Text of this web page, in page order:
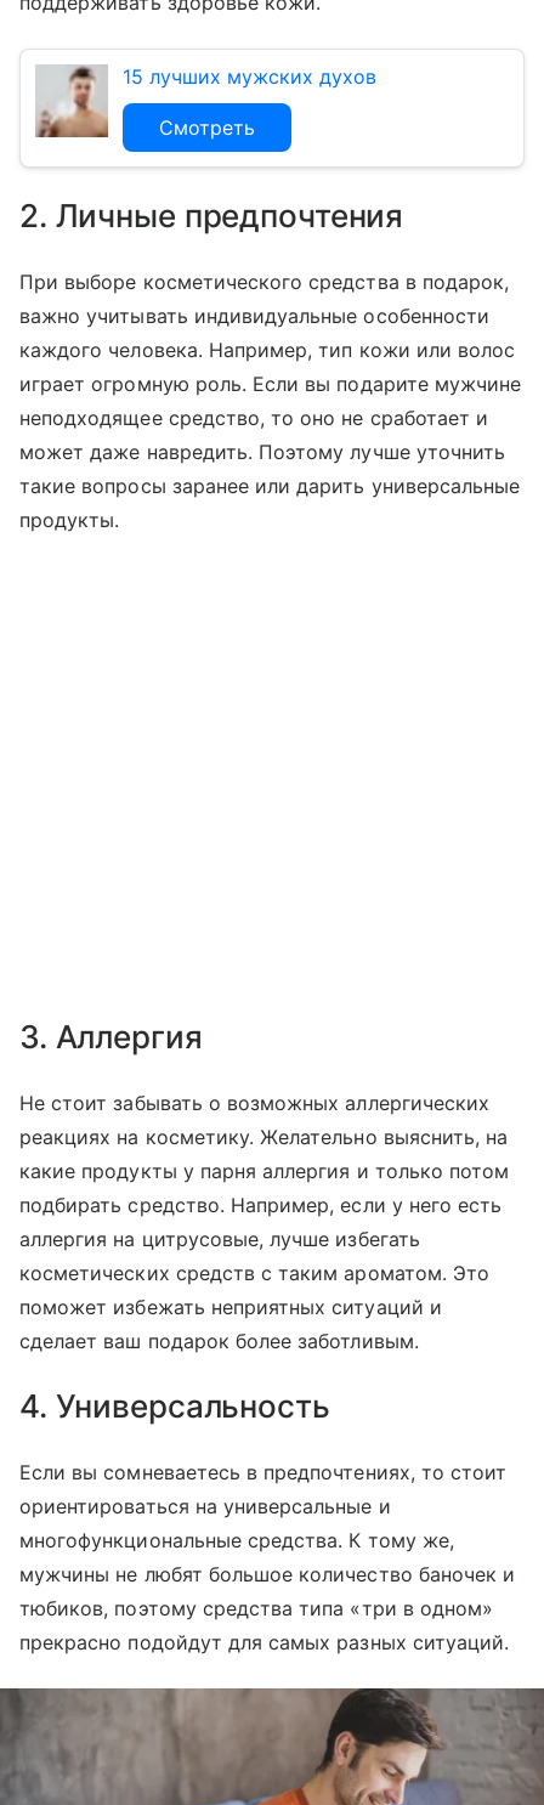
15 лучших мужских духов
Смотреть
2. Личные предпочтения
При выборе косметического средства в подарок,
важно учитывать индивидуальные особенности
каждого человека. Например, тип кожи или волос
играет огромную роль. Если вы подарите мужчине
неподходящее средство, то оно не сработает и
может даже навредить. Поэтому лучше уточнить
такие вопросы заранее или дарить универсальные
продукты.
3. Аллергия
Не стоит забывать о возможных аллергических
реакциях на косметику. Желательно выяснить, на
какие продукты у парня аллергия и только потом
подбирать средство. Например, если у него есть
аллергия на цитрусовые, лучше избегать
косметических средств с таким ароматом. Это
поможет избежать неприятных ситуаций и
сделает ваш подарок более заботливым.
4. Универсальность
Если вы сомневаетесь в предпочтениях, то стоит
ориентироваться на универсальные и
многофункциональные средства. К тому же,
мужчины не любят большое количество баночек и
тюбиков, поэтому средства типа «три в одном»
прекрасно подойдут для самых разных ситуаций.